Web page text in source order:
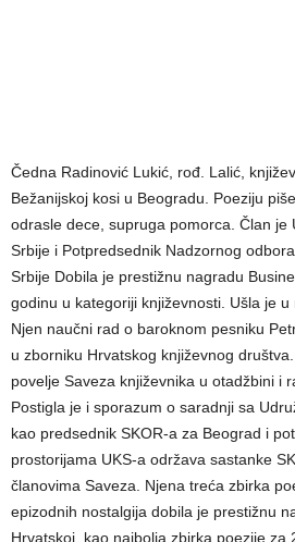
Čedna Radinović Lukić, rođ. Lalić,
Bežanijskoj kosi u Beogradu. Poeziju
odrasle dece, supruga pomorca. Član je
Srbije i Potpredsednik Nadzornog
Srbije Dobila je prestižnu nagradu
godinu u kategoriji književnosti. Ušla je u
Njen naučni rad o baroknom pesniku
u zborniku Hrvatskog književnog
povelje Saveza književnika u otadžbini i
Postigla je i sporazum o saradnji sa
kao predsednik SKOR-a za Beograd i
prostorijama UKS-a održava sastanke
članovima Saveza. Njena treća zbirka
epizodnih nostalgija dobila je prestižnu
Hrvatskoj, kao najbolja zbirka poezije za